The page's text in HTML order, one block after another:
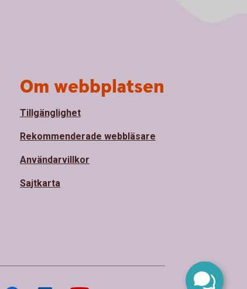
Om webbplatsen
Tillgänglighet
Rekommenderade webbläsare
Användarvillkor
Sajtkarta